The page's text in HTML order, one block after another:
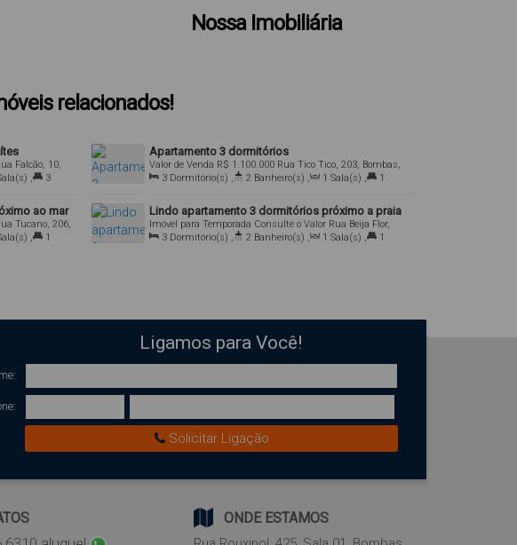
Nossa Imobiliária
relacionados!
Falcão, 10,
,
3
Apartamento 3 dormitórios
R$ 1.100.000
Valor de Venda
Rua Tico Tico, 203, Bombas,
Bombinhas, Santa Catarina, Brasil
3 Dormitório(s) , 2 Banheiro(s) , 1 Sala(s) ,
1
ao mar
Tucano, 206,
Brasil
,
1
Lindo apartamento 3 dormitórios próximo a praia
Consulte o Valor
Imóvel para Temporada
Rua Beija Flor,
198, 88215-000, Bombas, Bombinhas, Santa Catarina,
3 Dormitório(s) , 2 Banheiro(s) , 1 Sala(s) ,
1
Ligamos para Você!
Solicitar Ligação
ONDE ESTAMOS